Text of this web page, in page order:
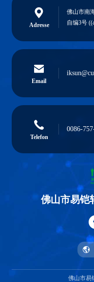
Adresse
佛山市南
自编3号
Email
Telefon
0086-
佛山市易铠
佛山市易